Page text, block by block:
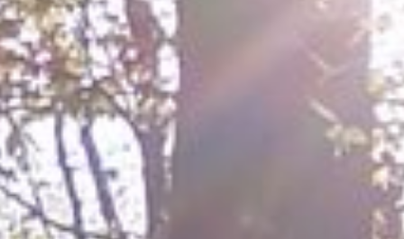
ORTE & REGIONEN
Eigenen Eintrag kostenlos erstellen >
SEHENSWERTES
Eigenen Eintrag kostenlos erstellen >